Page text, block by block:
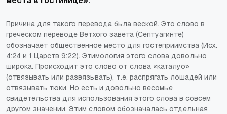
Причина для такого перевода была веской. Это слово в
греческом переводе Ветхого завета (Септуагинте)
обозначает общественное место для гостеприимства (Исх.
4:24 и 1 Царств 9:22). Этимология этого слова довольно
широка. Происходит это слово от слова «каталуо»
(отвязывать или развязывать), т.е. распрягать лошадей или
отвязывать тюки. Но есть и довольно весомые
свидетельства для использования этого слова в совсем
другом значении. Этим словом обозначалась отдельная